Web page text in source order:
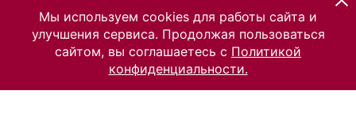
Мы используем cookies для работы сайта и
улучшения сервиса. Продолжая пользоваться
сайтом, вы соглашаетесь с Политикой
конфиденциальности.